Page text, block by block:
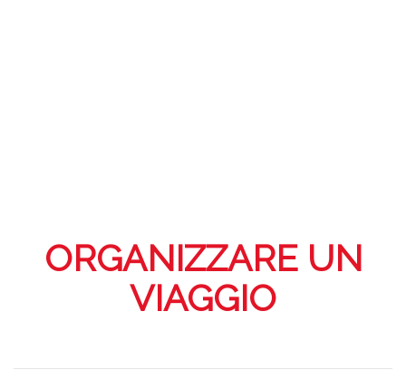
ORGANIZZARE UN
VIAGGIO